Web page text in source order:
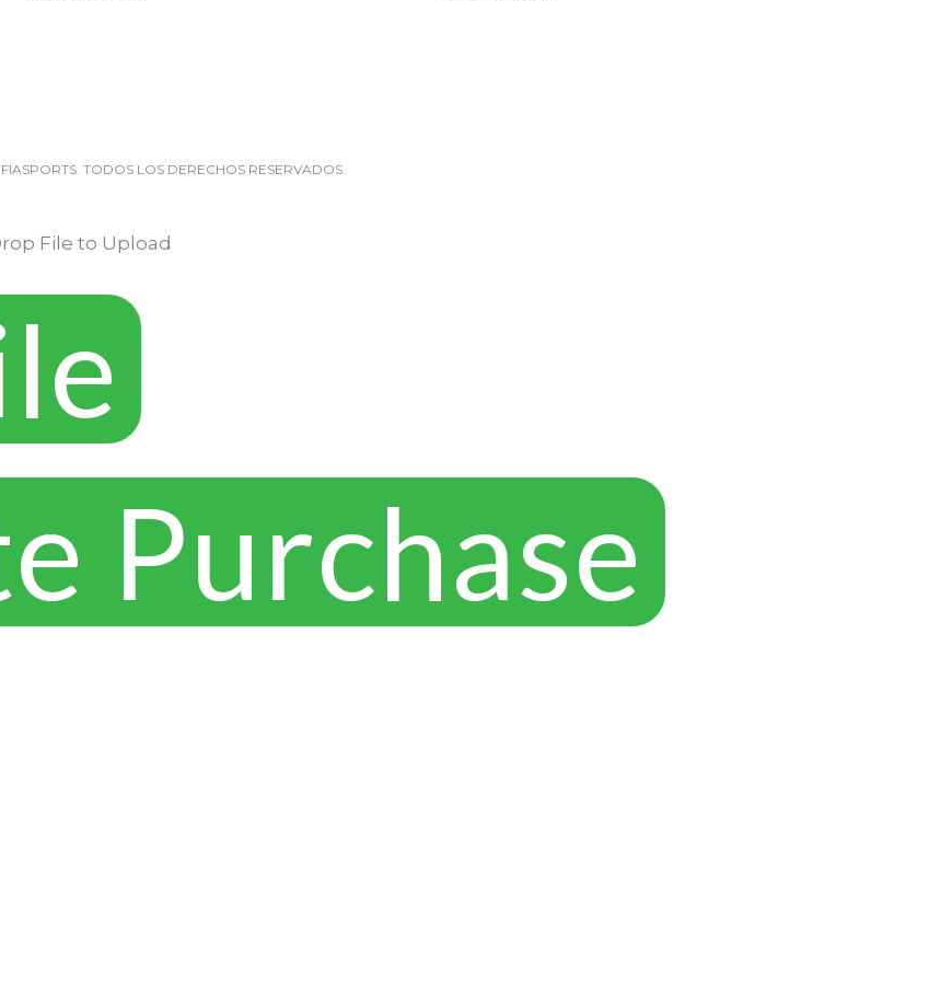
TODOS LOS DERECHOS RESERVADOS.
File to Upload